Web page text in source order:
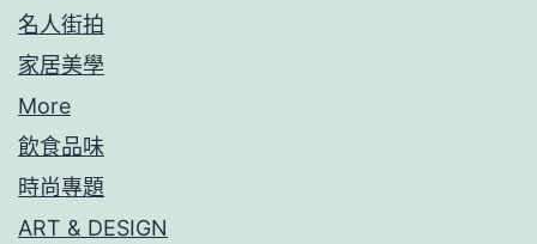
名人街拍
家居美學
More
飲食品味
時尚專題
ART & DESIGN